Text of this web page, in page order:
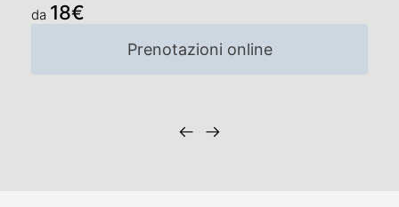
da 18€
Prenotazioni online